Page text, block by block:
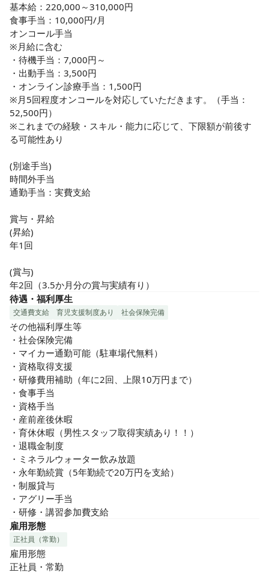
基本給：220,000～310,000円
食事手当：10,000円/月
オンコール手当
※月給に含む
・待機手当：7,000円～
・出動手当：3,500円
・オンライン診療手当：1,500円
※月5回程度オンコールを対応していただきます。（手当：
52,500円）
※これまでの経験・スキル・能力に応じて、下限額が前後す
る可能性あり
(別途手当)
時間外手当
通勤手当：実費支給
賞与・昇給
(昇給)
年1回
(賞与)
年2回（3.5か月分の賞与実績有り）
待遇・福利厚生
交通費支給 育児支援制度あり 社会保険完備
その他福利厚生等
・社会保険完備
・マイカー通勤可能（駐車場代無料）
・資格取得支援
・研修費用補助（年に2回、上限10万円まで）
・食事手当
・資格手当
・産前産後休暇
・育休休暇（男性スタッフ取得実績あり！！）
・退職金制度
・ミネラルウォーター飲み放題
・永年勤続賞（5年勤続で20万円を支給）
・制服貸与
・アグリー手当
・研修・講習参加費支給
雇用形態
正社員（常勤）
雇用形態
正社員・常勤